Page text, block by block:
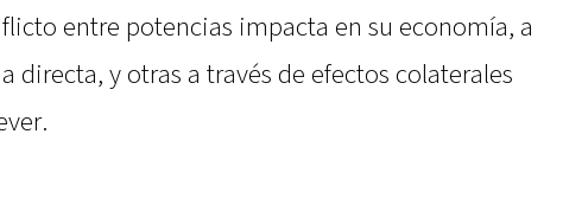
entre potencias impacta en su economía, a
directa, y otras a través de efectos colaterales